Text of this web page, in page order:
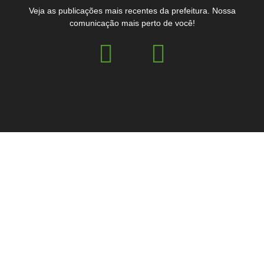
Veja as publicações mais recentes da prefeitura. Nossa
comunicação mais perto de você!